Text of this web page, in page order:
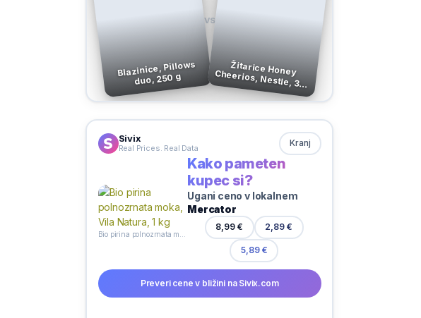
Blazinice, Pillows
duo, 250 g
VS
Žitarice Honey Cheerios, Nestle, 375
g
Sivix
Real Prices. Real Data Kranj
Kako pameten
kupec si?
Ugani ceno v lokalnem
Mercator
8,99 € 2,89 €
5,89 €
Preveri cene v bližini na Sivix.com